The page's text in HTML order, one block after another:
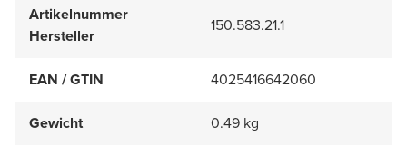
Artikelnummer
Hersteller
150.583.21.1
EAN / GTIN 4025416642060
Gewicht 0.49 kg